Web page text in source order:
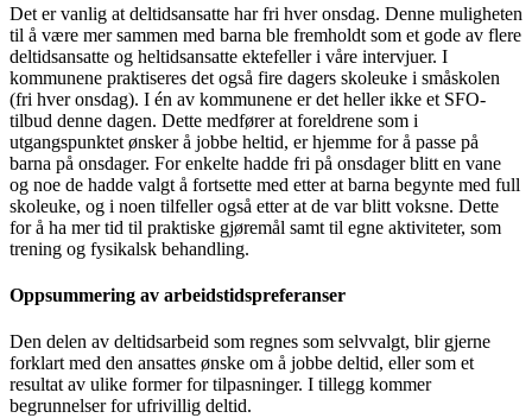
Det er vanlig at deltidsansatte har fri hver onsdag. Denne muligheten
til å være mer sammen med barna ble fremholdt som et gode av flere
deltidsansatte og heltidsansatte ektefeller i våre intervjuer. I
kommunene praktiseres det også fire dagers skoleuke i småskolen
(fri hver onsdag). I én av kommunene er det heller ikke et SFO-
tilbud denne dagen. Dette medfører at foreldrene som i
utgangspunktet ønsker å jobbe heltid, er hjemme for å passe på
barna på onsdager. For enkelte hadde fri på onsdager blitt en vane
og noe de hadde valgt å fortsette med etter at barna begynte med full
skoleuke, og i noen tilfeller også etter at de var blitt voksne. Dette
for å ha mer tid til praktiske gjøremål samt til egne aktiviteter, som
trening og fysikalsk behandling.
Oppsummering av arbeidstidspreferanser
Den delen av deltidsarbeid som regnes som selvvalgt, blir gjerne
forklart med den ansattes ønske om å jobbe deltid, eller som et
resultat av ulike former for tilpasninger. I tillegg kommer
begrunnelser for ufrivillig deltid.